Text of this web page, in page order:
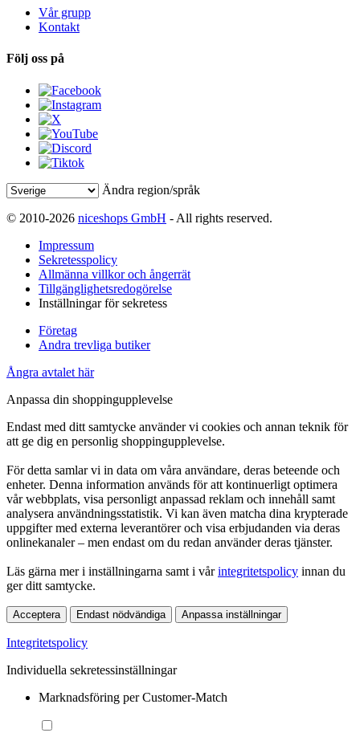
Vår grupp
Kontakt
Följ oss på
Ändra region/språk
© 2010-2026 niceshops GmbH - All rights reserved.
Impressum
Sekretesspolicy
Allmänna villkor och ångerrät
Tillgänglighetsredogörelse
Inställningar för sekretess
Företag
Andra trevliga butiker
Ångra avtalet här
Anpassa din shoppingupplevelse
Endast med ditt samtycke använder vi cookies och annan teknik för
att ge dig en personlig shoppingupplevelse.
För detta samlar vi in data om våra användare, deras beteende och
enheter. Denna information används för att kontinuerligt optimera
vår webbplats, visa personligt anpassad reklam och innehåll samt
analysera användningsstatistik. Vi kan även matcha dina krypterade
uppgifter med externa leverantörer och visa erbjudanden via deras
onlinekanaler – men endast om du redan använder deras tjänster.
Läs gärna mer i inställningarna samt i vårintegritetspolicy innan du
ger ditt samtycke.
Acceptera Endast nödvändiga Anpassa inställningar
Integritetspolicy
Individuella sekretessinställningar
Marknadsföring per Customer-Match